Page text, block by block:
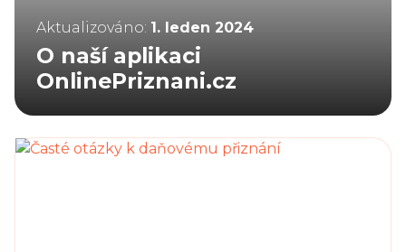
Aktualizováno: 1. leden 2024
O naší aplikaci
OnlinePriznani.cz